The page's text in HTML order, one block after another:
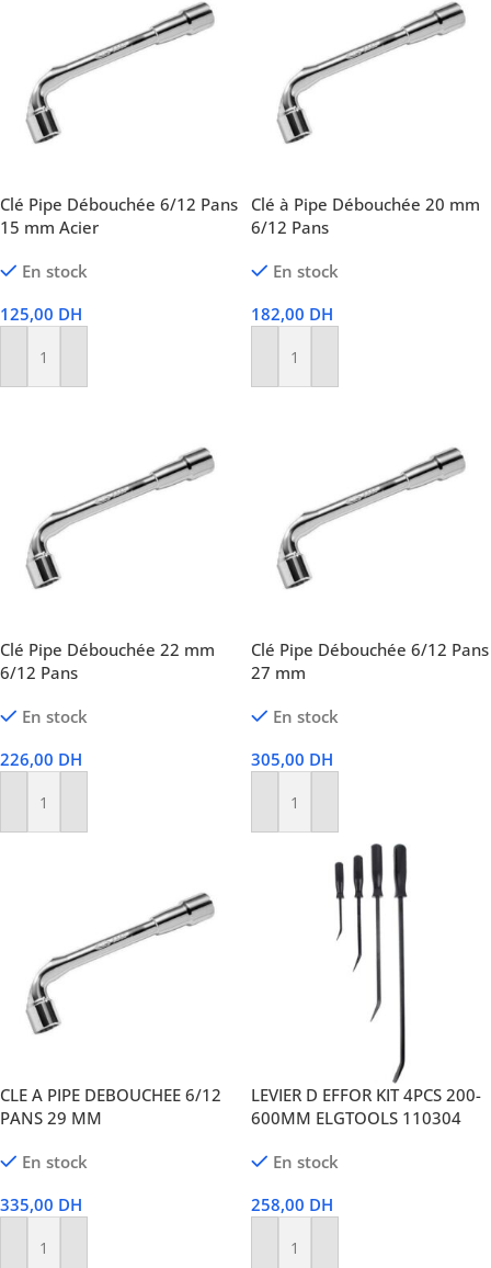
Clé Pipe Débouchée 6/12 Pans
15 mm Acier
En stock
125,00 DH
Ajouter Au Panier
Clé à Pipe Débouchée 20 mm
6/12 Pans
En stock
182,00 DH
Ajouter Au Panier
Clé Pipe Débouchée 22 mm
6/12 Pans
En stock
226,00 DH
Ajouter Au Panier
Clé Pipe Débouchée 6/12 Pans
27 mm
En stock
305,00 DH
Ajouter Au Panier
CLE A PIPE DEBOUCHEE 6/12
PANS 29 MM
En stock
335,00 DH
Ajouter Au Panier
LEVIER D EFFOR KIT 4PCS 200-
600MM ELGTOOLS 110304
En stock
258,00 DH
Ajouter Au Panier